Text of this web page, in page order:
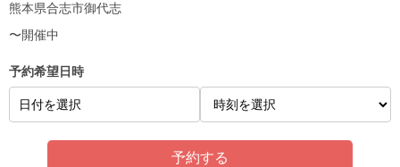
熊本県合志市御代志
〜開催中
予約希望日時
日付を選択